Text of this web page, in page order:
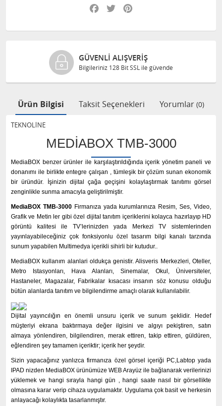
Facebook
Twitter
GÜVENLI ALIŞVERIŞ
Bilgileriniz 128 Bit SSL ile güvende
Ürün Bilgisi Taksit Seçenekleri Yorumlar (0)
TEKNOLİNE
MEDIABOX TMB-3000
MediaBOX benzer ürünler ile karşılaştırıldığında içerik yönetim paneli ve
donanımı ile birlikte entegre çalışan , tümleşik bir çözüm sunan ekonomik
bir üründür. İşinizin dijital çağa geçişini kolaylaştırmak tanıtımı görsel
zenginlikle sunma amacıyla geliştirilmiştir.
MediaBOX TMB-3000 Firmanıza yada kurumlarınıza Resim, Ses, Video,
Grafik ve Metin ler gibi özel dijital tanıtım içeriklerini kolayca hazırlayıp HD
görüntü kalitesi ile TV’lerinizden yada Merkezi TV sistemlerinden
yayınlayabileceğiniz çok fonksiyonlu özel tasarım bilgi kanalı tarzında
sunum yapabilen Multimedya içerikli sihirli bir kutudur..
MediaBOX kullanım alanlari oldukça genistir. Alisveris Merkezleri, Oteller,
Metro Istasyonları, Hava Alanları, Sinemalar, Okul, Üniversiteler,
Hastaneler, Magazalar, Fabrikalar kısacası insanın söz konusu olduğu
bütün alanlarda tanıtım ve bilgilendirme amaçlı olarak kullanılabilir.
Dijital yayıncılığın en önemli unsuru içerik ve sunum şeklidir. Hedef
müşteriyi ekrana baktırmaya değer ilgisini ve algıyı pekiştiren, satın
almaya yönlendiren, bilgilendiren, merak ettiren, takip ettiren, güldüren,
eğlendiren şey tamamen içeriktir; içerik her şeydir.
Sizin yapacağınız yanlızca firmanıza özel görsel içeriği PC,Labtop yada
IPAD nizden MediaBOX ürünümüze WEB Arayüz ile bağlanarak verilerinizi
yüklemek ve hangi sırayla hangi gün , hangi saate nasıl bir görsellikte
olmasına karar verip cihaza uygulamaktır. Uygulama çok basit ve herkesin
anlayacağı kolaylıkta tasarlanmıştır.